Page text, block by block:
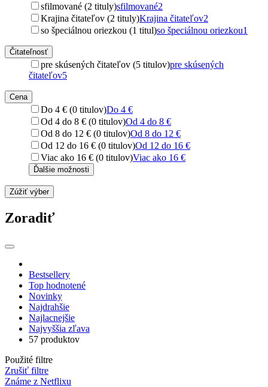
sfilmované (2 tituly)sfilmované2
Krajina čitateľov (2 tituly)Krajina čitateľov2
so špeciálnou oriezkou (1 titul)so špeciálnou oriezkou1
Čitateľnosť
pre skúsených čitateľov (5 titulov)pre skúsených
čitateľov5
Cena
Do 4 € (0 titulov)Do 4 €
Od 4 do 8 € (0 titulov)Od 4 do 8 €
Od 8 do 12 € (0 titulov)Od 8 do 12 €
Od 12 do 16 € (0 titulov)Od 12 do 16 €
Viac ako 16 € (0 titulov)Viac ako 16 €
Ďalšie možnosti
Zúžiť výber
Zoradiť
Bestsellery
Top hodnotené
Novinky
Najdrahšie
Najlacnejšie
Najvyššia zľava
57 produktov
Použité filtre
Zrušiť filtre
Známe z Netflixu